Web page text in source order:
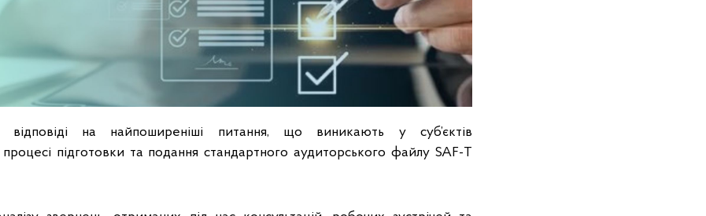
відповіді на найпоширеніші питання, що виникають у суб’єктів
підготовки та подання стандартного аудиторського файлу SAF-T